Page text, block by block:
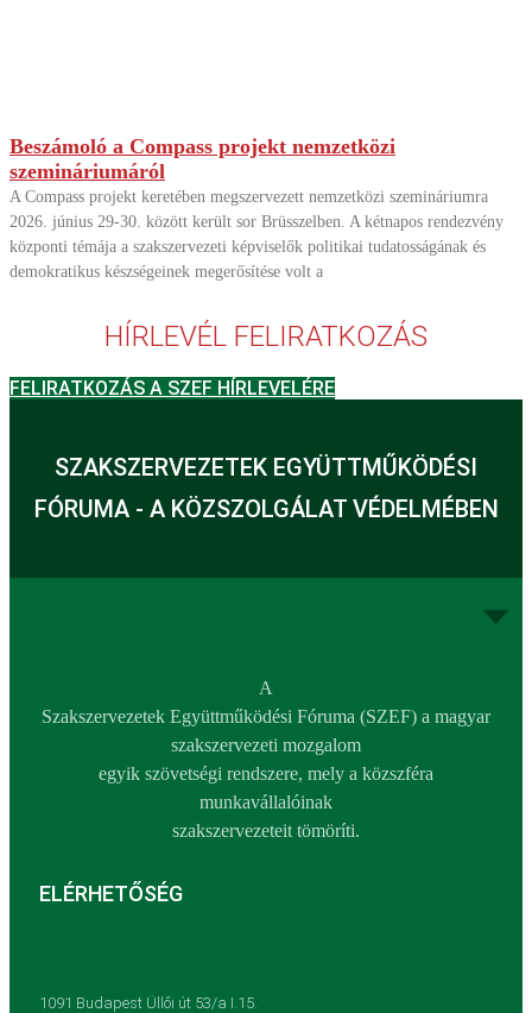
Beszámoló a Compass projekt nemzetközi
szemináriumáról
A Compass projekt keretében megszervezett nemzetközi szemináriumra
2026. június 29-30. között került sor Brüsszelben. A kétnapos rendezvény
központi témája a szakszervezeti képviselők politikai tudatosságának és
demokratikus készségeinek megerősítése volt a
HÍRLEVÉL FELIRATKOZÁS
FELIRATKOZÁS A SZEF HÍRLEVELÉRE
SZAKSZERVEZETEK EGYÜTTMŰKÖDÉSI
FÓRUMA - A KÖZSZOLGÁLAT VÉDELMÉBEN
A
Szakszervezetek Együttműködési Fóruma (SZEF) a magyar
szakszervezeti mozgalom
egyik szövetségi rendszere, mely a közszféra
munkavállalóinak
szakszervezeteit tömöríti.
ELÉRHETŐSÉG
1091 Budapest Üllői út 53/a I.15.